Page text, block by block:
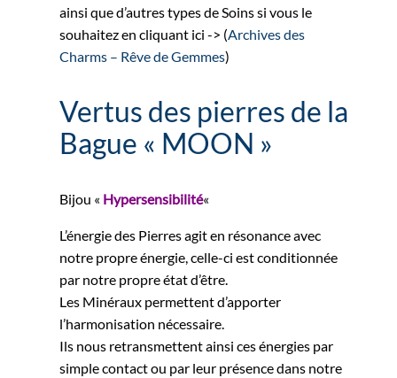
ainsi que d’autres types de Soins si vous le
souhaitez en cliquant ici -> (Archives des
Charms – Rêve de Gemmes)
Vertus des pierres de la
Bague « MOON »
Bijou « Hypersensibilité«
L’énergie des Pierres agit en résonance avec
notre propre énergie, celle-ci est conditionnée
par notre propre état d’être.
Les Minéraux permettent d’apporter
l’harmonisation nécessaire.
Ils nous retransmettent ainsi ces énergies par
simple contact ou par leur présence dans notre